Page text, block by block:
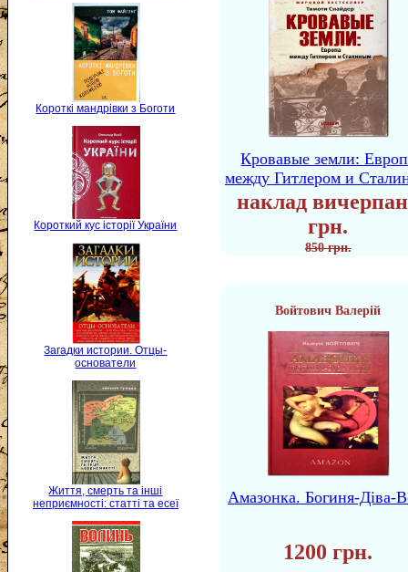
Короткі мандрівки з Боготи
Короткий кус історії України
Загадки истории. Отцы-
основатели
Життя, смерть та інші
неприємності: статті та есеї
Кровавые земли:
между Гитлером и
наклад
грн.
850 грн.
Войтович Валерій
Амазонка. Богиня-Діва-
1200 грн.